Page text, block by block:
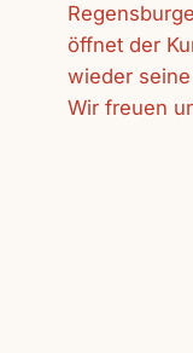
öffnet der
wieder
Wir freuen